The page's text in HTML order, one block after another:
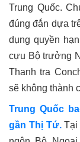
Trung Quốc.
đúng đắn dựa
dụng quyền
cựu Bộ trưởng
Thanh tra
sẽ không thành
Trung Quốc
gần Thị Tứ.Tại